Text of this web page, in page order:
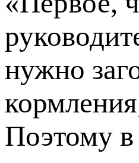
нужно
Поэтому